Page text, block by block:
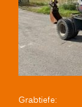
Grabtiefe: